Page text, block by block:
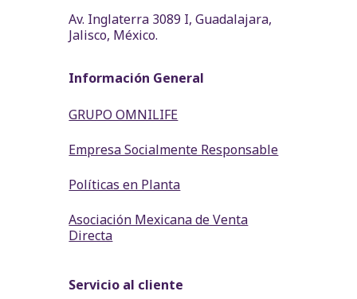
Av. Inglaterra 3089 I, Guadalajara,
Jalisco, México.
Información General
GRUPO OMNILIFE
Empresa Socialmente Responsable
Políticas en Planta
Asociación Mexicana de Venta
Directa
Servicio al cliente